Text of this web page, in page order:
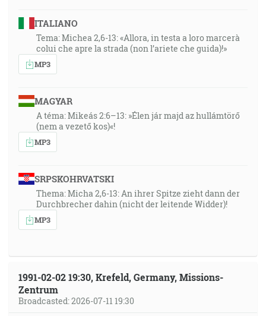
ITALIANO
Tema: Michea 2,6-13: «Allora, in testa a loro marcerà
colui che apre la strada (non l’ariete che guida)!»
MP3
MAGYAR
A téma: Mikeás 2:6–13: »Élen jár majd az hullámtörő
(nem a vezető kos)«!
MP3
SRPSKOHRVATSKI
Thema: Micha 2,6-13: An ihrer Spitze zieht dann der
Durchbrecher dahin (nicht der leitende Widder)!
MP3
1991-02-02 19:30, Krefeld, Germany, Missions-
Zentrum
Broadcasted: 2026-07-11 19:30